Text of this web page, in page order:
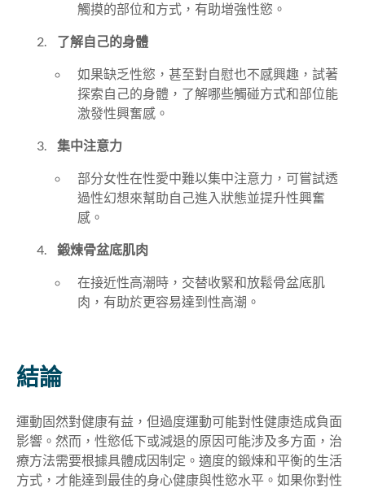
觸摸的部位和方式，有助增強性慾。
了解自己的身體
如果缺乏性慾，甚至對自慰也不感興趣，試著
探索自己的身體，了解哪些觸碰方式和部位能
激發性興奮感。
集中注意力
部分女性在性愛中難以集中注意力，可嘗試透
過性幻想來幫助自己進入狀態並提升性興奮
感。
鍛煉骨盆底肌肉
在接近性高潮時，交替收緊和放鬆骨盆底肌
肉，有助於更容易達到性高潮。
結論
運動固然對健康有益，但過度運動可能對性健康造成負面
影響。然而，性慾低下或減退的原因可能涉及多方面，治
療方法需要根據具體成因制定。適度的鍛煉和平衡的生活
方式，才能達到最佳的身心健康與性慾水平。如果你對性